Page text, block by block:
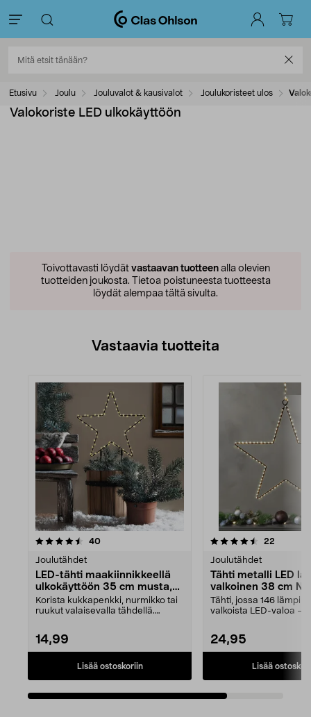
Etusivu Joulu Jouluvalot & kausivalot Joulukoristeet ulos
Valokoriste LED ulkokäyttöön
Toivottavasti löydät vastaavan tuotteenalla olevien
tuotteiden joukosta. Tietoa poistuneesta tuotteesta
löydät alempaa tältä sivulta.
Vastaavia tuotteita
40arvostelut
Joulutähdet
LED-tähti maakiinnikkeellä
ulkokäyttöön 35 cm musta,
Northlight
Korista kukkapenkki, nurmikko tai
ruukut valaisevalla tähdellä.
14,99
Lisää ostoskoriin
4.5viidestä
22
Joulutähdet
Tähti metalli LED
valkoinen 38 cm
Tähti, jossa 146
valkoista LED-valoa –
24,95
Lisää